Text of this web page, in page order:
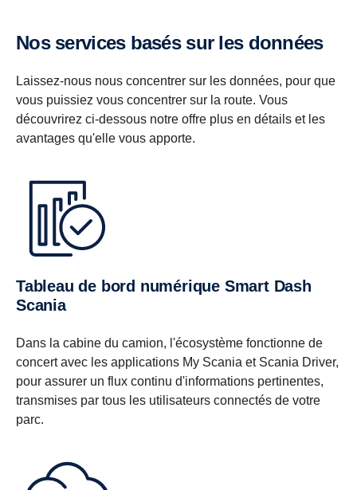
Nos services basés sur les données
Laissez-nous nous concentrer sur les données, pour que
vous puissiez vous concentrer sur la route. Vous
découvrirez ci-dessous notre offre plus en détails et les
avantages qu'elle vous apporte.
Tableau de bord numérique Smart Dash
Scania
Dans la cabine du camion, l'écosystème fonctionne de
concert avec les applications My Scania et Scania Driver,
pour assurer un flux continu d'informations pertinentes,
transmises par tous les utilisateurs connectés de votre
parc.